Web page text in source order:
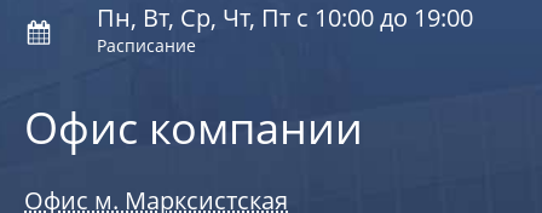
Офис компании
Офис м. Марксистская
Пн, Вт, Ср, Чт, Пт с 10:00 до 19:00
Расписание